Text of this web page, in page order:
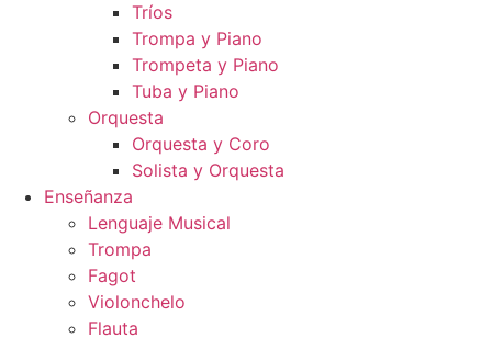
Tríos
Trompa y Piano
Trompeta y Piano
Tuba y Piano
Orquesta
Orquesta y Coro
Solista y Orquesta
Enseñanza
Lenguaje Musical
Trompa
Fagot
Violonchelo
Flauta